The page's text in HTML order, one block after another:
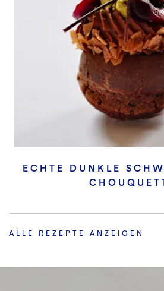
ECHTE DUNKLE
ALLE REZEPTE ANZEIGEN